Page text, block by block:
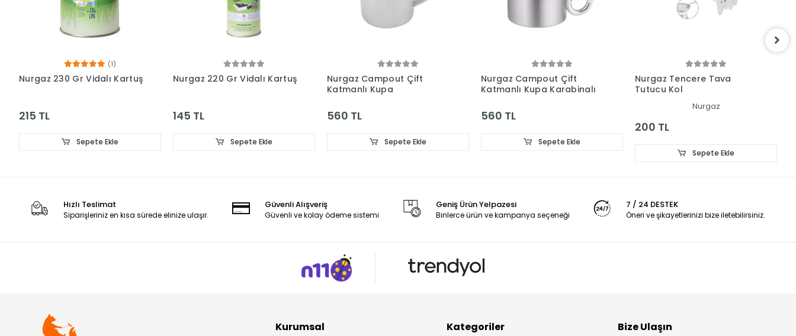
(1)
Nurgaz 230 Gr Vidalı Kartuş
215 TL
Sepete Ekle
Nurgaz 220 Gr Vidalı Kartuş
145 TL
Sepete Ekle
Nurgaz Campout Çift
Katmanlı Kupa
560 TL
Sepete Ekle
Nurgaz Campout Çift
Katmanlı Kupa Karabinalı
560 TL
Sepete Ekle
Nurgaz Tencere Tava
Tutucu Kol
Nurgaz
200 TL
Sepete Ekle
Hızlı Teslimat
Siparişleriniz en kısa sürede elinize ulaşır.
Güvenli Alışveriş
Güvenli ve kolay ödeme sistemi
Geniş Ürün Yelpazesi
Binlerce ürün ve kampanya seçeneği
7 / 24 DESTEK
Öneri ve şikayetlerinizi bize iletebilirsiniz.
Kurumsal Kategoriler Bize Ulaşın